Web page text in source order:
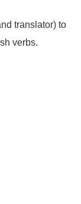
translator) to
verbs.